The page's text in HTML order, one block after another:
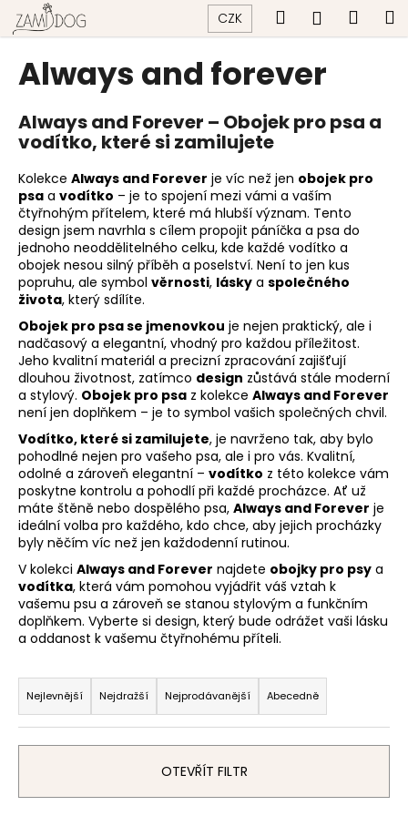
obsah
CZK Hledat
Always and forever
Always and Forever – Obojek pro psa a
vodítko, které si zamilujete
Kolekce Always and Forever je víc než jen obojek pro
psa a vodítko – je to spojení mezi vámi a vaším
čtyřnohým přítelem, které má hlubší význam. Tento
design jsem navrhla s cílem propojit páníčka a psa do
jednoho neoddělitelného celku, kde každé vodítko a
obojek nesou silný příběh a poselství. Není to jen kus
popruhu, ale symbol věrnosti, lásky a společného
života, který sdílíte.
Obojek pro psa se jmenovkou je nejen praktický, ale i
nadčasový a elegantní, vhodný pro každou příležitost.
Jeho kvalitní materiál a precizní zpracování zajišťují
dlouhou životnost, zatímco design zůstává stále moderní
a stylový. Obojek pro psa z kolekce Always and Forever
není jen doplňkem – je to symbol vašich společných chvil.
Vodítko, které si zamilujete, je navrženo tak, aby bylo
pohodlné nejen pro vašeho psa, ale i pro vás. Kvalitní,
odolné a zároveň elegantní – vodítko z této kolekce vám
poskytne kontrolu a pohodlí při každé procházce. Ať už
máte štěně nebo dospělého psa, Always and Forever je
ideální volba pro každého, kdo chce, aby jejich procházky
byly něčím víc než jen každodenní rutinou.
V kolekci Always and Forever najdete obojky pro psy a
vodítka, která vám pomohou vyjádřit váš vztah k
vašemu psu a zároveň se stanou stylovým a funkčním
doplňkem. Vyberte si design, který bude odrážet vaši lásku
a oddanost k vašemu čtyřnohému příteli.
Ř
a
z
e
í
Nejlevnější Nejdražší Nejprodávanější Abecedně
OTEVŘÍT FILTR
o
o
p
o
t
ř
e
b
u
j
e
t
e
n
a
j
í
t
?
HLEDAT
D
o
p
u